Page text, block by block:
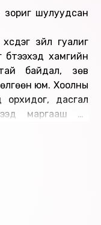
зориг шулуудсан
зүйл гуалиг
байдал, зөв
юм. Хоолны
маргааш нь
номоо бүсгүй